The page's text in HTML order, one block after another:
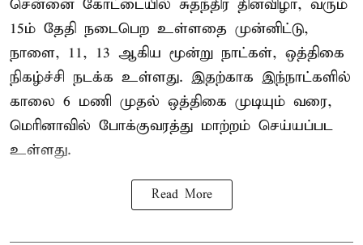
சென்னை கோட்டையில் சுதந்திர தினவிழா, வரும்
15ம் தேதி நடைபெற உள்ளதை முன்னிட்டு,
நாளை, 11, 13 ஆகிய மூன்று நாட்கள், ஒத்திகை
நிகழ்ச்சி நடக்க உள்ளது. இதற்காக இந்நாட்களில்
காலை 6 மணி முதல் ஒத்திகை முடியும் வரை,
மெரினாவில் போக்குவரத்து மாற்றம் செய்யப்பட
உள்ளது.
Read More